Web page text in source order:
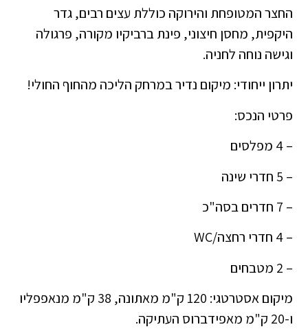
החצר המטופחת והירוקה כוללת עצים רבים, גדר
היקפית, מחסן חיצוני, פינת ברביקיו מקורה, פרגולה
וגישה נוחה לחניה.
יתרון ייחודי: מיקום נדיר במרחק הליכה מהחוף החולי!
פרטי הנכס:
– 4 מפלסים
– 5 חדרי שינה
– 7 חדרים בסה"כ
– 4 חדרי רחצה/WC
– 2 מטבחים
מיקום אסטרטגי: 120 ק"מ מאתונה, 38 ק"מ מנאפפליו
ו-20 ק"מ מאפידברוס העתיקה.